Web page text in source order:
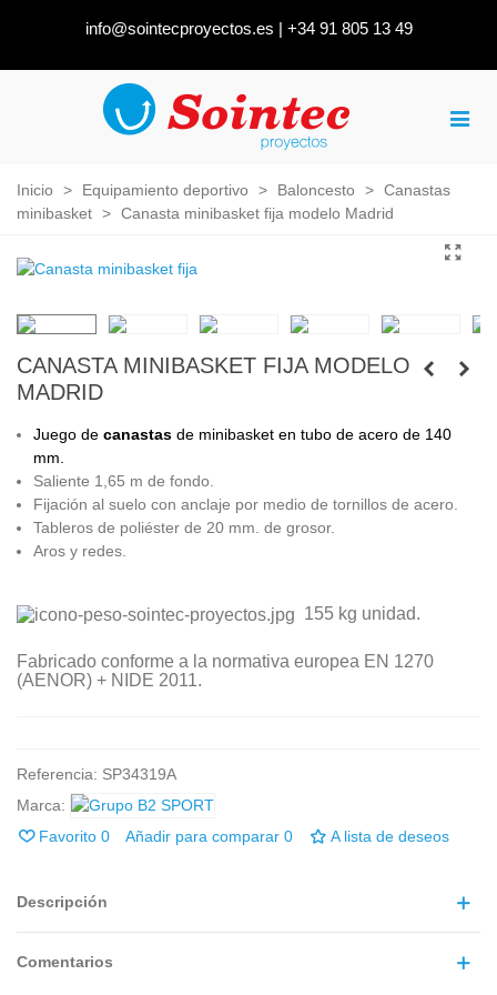
info@sointecproyectos.es | +34 91 805 13 49
Inicio > Equipamiento deportivo > Baloncesto > Canastas
minibasket > Canasta minibasket fija modelo Madrid
CANASTA MINIBASKET FIJA MODELO
MADRID
Juego de canastas de minibasket en tubo de acero de 140
mm.
Saliente 1,65 m de fondo.
Fijación al suelo con anclaje por medio de tornillos de acero.
Tableros de poliéster de 20 mm. de grosor.
Aros y redes.
155 kg unidad.
Fabricado conforme a la normativa europea EN 1270
(AENOR) + NIDE 2011.
Referencia: SP34319A
Marca:
Favorito 0 Añadir para comparar 0 A lista de deseos
Descripción
Comentarios